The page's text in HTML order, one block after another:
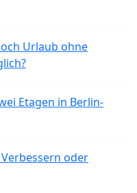
Urlaub ohne
Etagen in Berlin-
oder